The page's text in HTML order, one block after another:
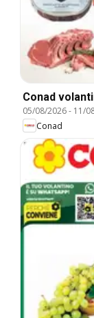
Conad
05/08/2026- 11/
Conad